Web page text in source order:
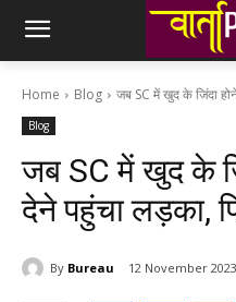
Home Blog जब SC में खुद के जिंदा
Blog
जब SC में खुद के
देने पहुंचा लड़का,
By Bureau 12 November 2023